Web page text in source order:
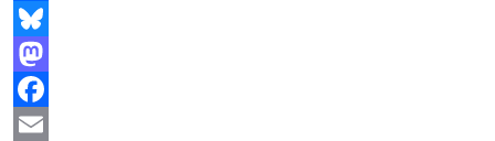
Share
Bluesky
Mastodon
Facebook